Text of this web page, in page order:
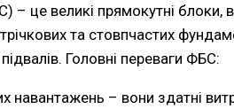
– це великі прямокутні блоки,
та стовпчастих
Головні переваги ФБС:
навантажень – вони здатні